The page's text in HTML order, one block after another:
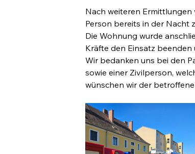
Nach weiteren Ermittlungen
Person bereits in der Nacht
Die Wohnung wurde
Kräfte den Einsatz beenden
Wir bedanken uns bei den
sowie einer Zivilperson,
wünschen wir der